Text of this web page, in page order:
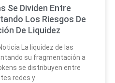
Se Dividen Entre
Los Riesgos De
De Liquidez
La liquidez de las
su fragmentación a
se distribuyen entre
redes y